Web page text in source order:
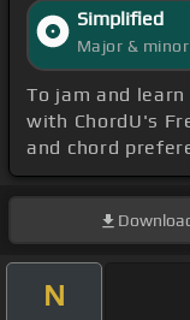
Simplified
Major &
To jam and
with ChordU's
and chord
N